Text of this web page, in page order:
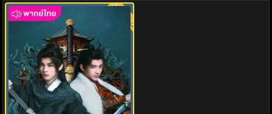
8.0 พากย์ไทย